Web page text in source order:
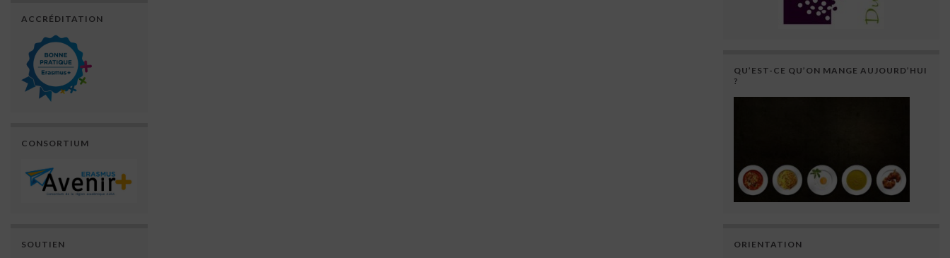
ACCRÉDITATION
CONSORTIUM
SOUTIEN
QU’EST-CE QU’ON MANGE AUJOURD’HUI
?
ORIENTATION